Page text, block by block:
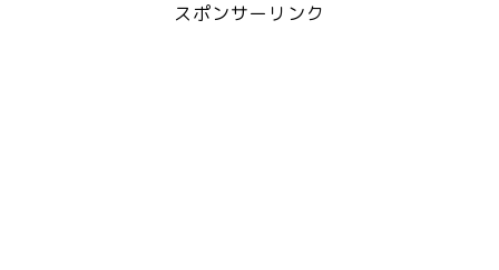
スポンサーリンク